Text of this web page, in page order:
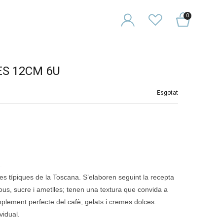
0
12CM 6U
Esgotat
típiques de la Toscana. S’elaboren seguint la recepta
sucre i ametlles; tenen una textura que convida a
perfecte del cafè, gelats i cremes dolces.